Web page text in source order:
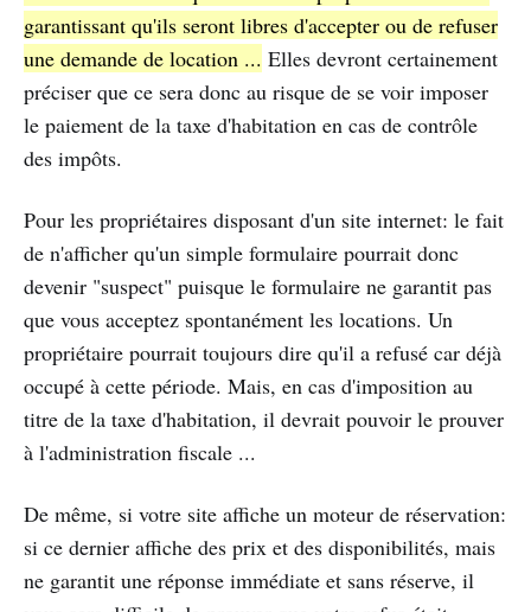
garantissant qu'ils seront libres d'accepter ou de refuser
une demande de location ... Elles devront certainement
préciser que ce sera donc au risque de se voir imposer
le paiement de la taxe d'habitation en cas de contrôle
des impôts.
Pour les propriétaires disposant d'un site internet: le fait
de n'afficher qu'un simple formulaire pourrait donc
devenir "suspect" puisque le formulaire ne garantit pas
que vous acceptez spontanément les locations. Un
propriétaire pourrait toujours dire qu'il a refusé car déjà
occupé à cette période. Mais, en cas d'imposition au
titre de la taxe d'habitation, il devrait pouvoir le prouver
à l'administration fiscale ...
De même, si votre site affiche un moteur de réservation:
si ce dernier affiche des prix et des disponibilités, mais
ne garantit une réponse immédiate et sans réserve, il